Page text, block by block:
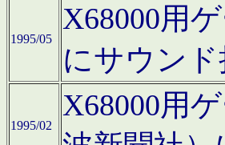
1995/05
X68000用
にサウン
1995/02
X68000用